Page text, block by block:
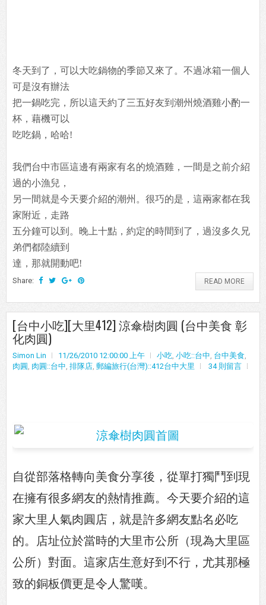
冬天到了，可以大吃鍋物的季節又來了。不過冰箱一個人
可是沒有辦法
把一鍋吃完，所以這天約了三五好友到潮州燒酒雞小酌一
杯，藉機可以
吃吃鍋，哈哈!
我們台中市區這邊有兩家有名的燒酒雞，一間是之前介紹
過的小漁兒，
另一間就是今天要介紹的潮州。很巧的是，這兩家都在我
家附近，走路
五分鐘可以到。晚上十點，約定的時間到了，過沒多久兄
弟們都陸續到
達，那就開動吧!
Share: READ MORE
[台中小吃][大里412] 涼傘樹肉圓 (台中美食 彰
化肉圓)
Simon Lin 11/26/2010 12:00:00 上午 小吃, 小吃::台中, 台中美食,
肉圓 , 肉圓::台中, 排隊店, 郵編旅行(台灣)::412台中大里 34 則留言
自從部落格轉向美食分享後，從單打獨鬥到現
在擁有很多網友的熱情推薦。今天要介紹的這
家大里人氣肉圓店，就是許多網友點名必吃
的。店址位於當時的大里市公所（現為大里區
公所）對面。這家店生意好到不行，尤其那極
致的銅板價更是令人驚嘆。